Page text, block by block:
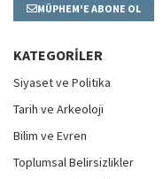
MÜPHEM'E ABONE OL
KATEGORILER
Siyaset ve Politika
Tarih ve Arkeoloji
Bilim ve Evren
Toplumsal Belirsizlikler